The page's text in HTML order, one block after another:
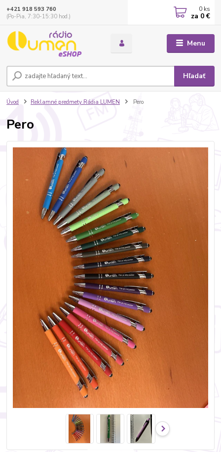
Menu
Hľadať
+421 918 593 760
(Po-Pia, 7:30-15:30 hod.)
0 ks
za 0 €
Úvod Reklamné predmety Rádia LUMEN Pero
Pero